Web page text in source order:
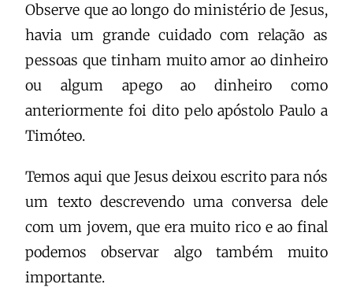
Observe que ao longo do ministério de Jesus,
havia um grande cuidado com relação as
pessoas que tinham muito amor ao dinheiro
ou algum apego ao dinheiro como
anteriormente foi dito pelo apóstolo Paulo a
Timóteo.
Temos aqui que Jesus deixou escrito para nós
um texto descrevendo uma conversa dele
com um jovem, que era muito rico e ao final
podemos observar algo também muito
importante.